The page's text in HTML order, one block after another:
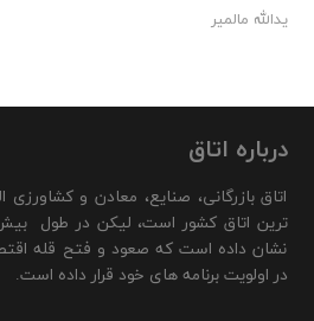
یدالله مالمیر
درباره اتاق
اتاق بازرگانی، صنایع، معادن و
ترین اتاق کشور است، لیکن در طول
نشان داده است که صعود و فتح قله
در اولویت برنامه های خود قرار داده است.